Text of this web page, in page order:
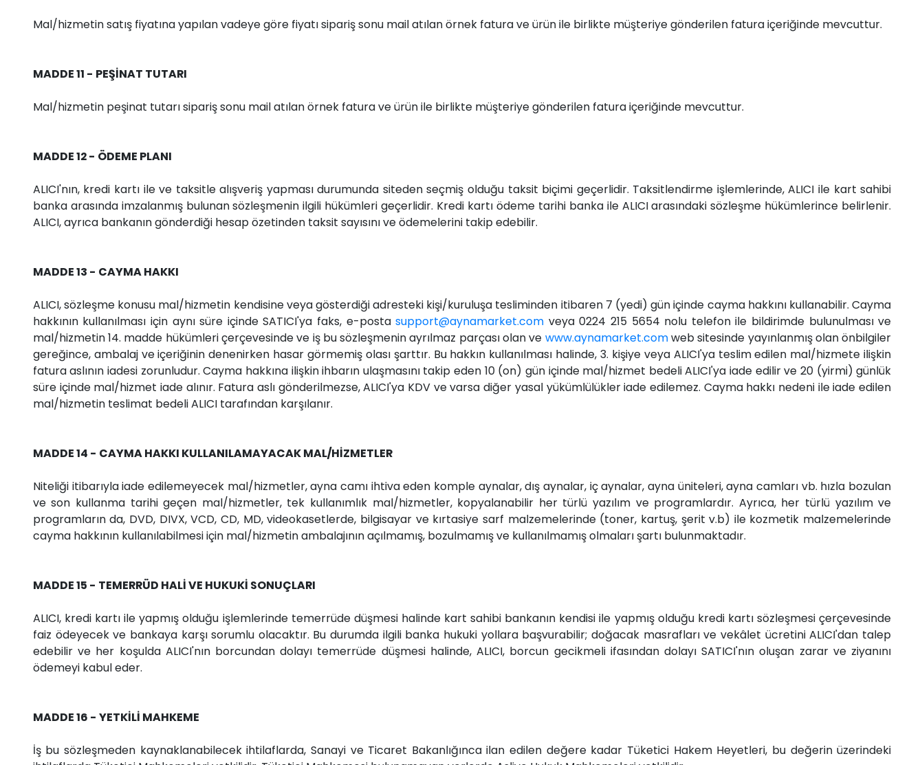
Mal/hizmetin satış fiyatına yapılan vadeye göre fiyatı sipariş sonu mail atılan örnek fatura ve ürün ile birlikte müşteriye gönderilen fatura içeriğinde mevcuttur.
MADDE 11 - PEŞİNAT TUTARI
Mal/hizmetin peşinat tutarı sipariş sonu mail atılan örnek fatura ve ürün ile birlikte müşteriye gönderilen fatura içeriğinde mevcuttur.
MADDE 12 - ÖDEME PLANI
ALICI'nın, kredi kartı ile ve taksitle alışveriş yapması durumunda siteden seçmiş olduğu taksit biçimi geçerlidir. Taksitlendirme işlemlerinde, ALICI ile kart sahibi
banka arasında imzalanmış bulunan sözleşmenin ilgili hükümleri geçerlidir. Kredi kartı ödeme tarihi banka ile ALICI arasındaki sözleşme hükümlerince belirlenir.
ALICI, ayrıca bankanın gönderdiği hesap özetinden taksit sayısını ve ödemelerini takip edebilir.
MADDE 13 - CAYMA HAKKI
ALICI, sözleşme konusu mal/hizmetin kendisine veya gösterdiği adresteki kişi/kuruluşa tesliminden itibaren 7 (yedi) gün içinde cayma hakkını kullanabilir. Cayma
hakkının kullanılması için aynı süre içinde SATICI'ya faks, e-postasupport@aynamarket.com veya 0224 215 5654 nolu telefon ile bildirimde bulunulması ve
mal/hizmetin 14. madde hükümleri çerçevesinde ve iş bu sözleşmenin ayrılmaz parçası olan ve www.aynamarket.comweb sitesinde yayınlanmış olan önbilgiler
gereğince, ambalaj ve içeriğinin denenirken hasar görmemiş olası şarttır. Bu hakkın kullanılması halinde, 3. kişiye veya ALICI'ya teslim edilen mal/hizmete ilişkin
fatura aslının iadesi zorunludur. Cayma hakkına ilişkin ihbarın ulaşmasını takip eden 10 (on) gün içinde mal/hizmet bedeli ALICI'ya iade edilir ve 20 (yirmi) günlük
süre içinde mal/hizmet iade alınır. Fatura aslı gönderilmezse, ALICI'ya KDV ve varsa diğer yasal yükümlülükler iade edilemez. Cayma hakkı nedeni ile iade edilen
mal/hizmetin teslimat bedeli ALICI tarafından karşılanır.
MADDE 14 - CAYMA HAKKI KULLANILAMAYACAK MAL/HİZMETLER
Niteliği itibarıyla iade edilemeyecek mal/hizmetler, ayna camı ihtiva eden komple aynalar, dış aynalar, iç aynalar, ayna üniteleri, ayna camları vb. hızla bozulan
ve son kullanma tarihi geçen mal/hizmetler, tek kullanımlık mal/hizmetler, kopyalanabilir her türlü yazılım ve programlardır. Ayrıca, her türlü yazılım ve
programların da, DVD, DIVX, VCD, CD, MD, videokasetlerde, bilgisayar ve kırtasiye sarf malzemelerinde (toner, kartuş, şerit v.b) ile kozmetik malzemelerinde
cayma hakkının kullanılabilmesi için mal/hizmetin ambalajının açılmamış, bozulmamış ve kullanılmamış olmaları şartı bulunmaktadır.
MADDE 15 - TEMERRÜD HALİ VE HUKUKİ SONUÇLARI
ALICI, kredi kartı ile yapmış olduğu işlemlerinde temerrüde düşmesi halinde kart sahibi bankanın kendisi ile yapmış olduğu kredi kartı sözleşmesi çerçevesinde
faiz ödeyecek ve bankaya karşı sorumlu olacaktır. Bu durumda ilgili banka hukuki yollara başvurabilir; doğacak masrafları ve vekâlet ücretini ALICI'dan talep
edebilir ve her koşulda ALICI'nın borcundan dolayı temerrüde düşmesi halinde, ALICI, borcun gecikmeli ifasından dolayı SATICI'nın oluşan zarar ve ziyanını
ödemeyi kabul eder.
MADDE 16 - YETKİLİ MAHKEME
İş bu sözleşmeden kaynaklanabilecek ihtilaflarda, Sanayi ve Ticaret Bakanlığınca ilan edilen değere kadar Tüketici Hakem Heyetleri, bu değerin üzerindeki